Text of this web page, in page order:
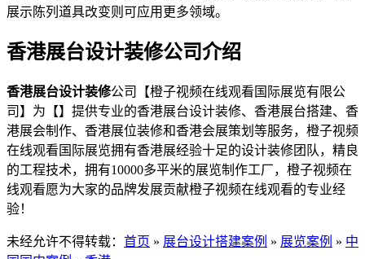
展示陈列道具改变则可应用更多领域。
香港展台设计装修公司介绍
香港展台设计装修公司【橙子视频在线观看国际展览有限公
司】为【】提供专业的香港展台设计装修、香港展台搭建、香
港展会制作、香港展位装修和香港会展策划等服务，橙子视频
在线观看国际展览拥有香港展经验十足的设计装修团队，精良
的工程技术，拥有10000多平米的展览制作工厂，橙子视频在
线观看愿为大家的品牌发展贡献橙子视频在线观看的专业经
验！
未经允许不得转载： 首页 » 展台设计搭建案例 » 展览案例 » 中